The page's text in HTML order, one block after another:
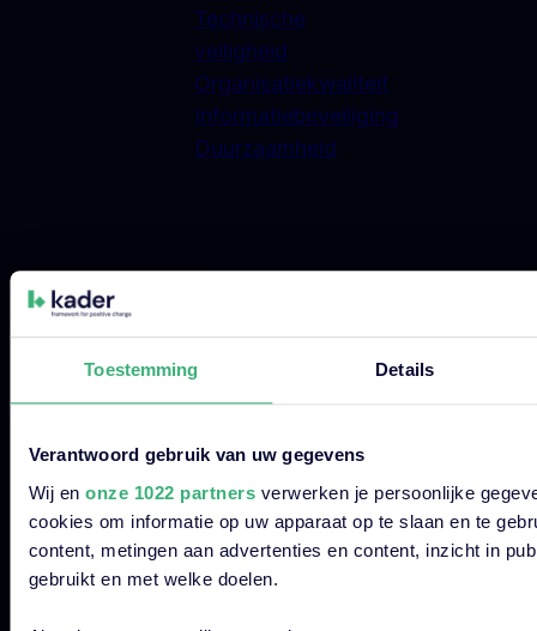
Toestemming Details
Verantwoord gebruik van uw gegevens
Wij en onze 1022 partnersverwerken je persoonlijke
cookies om informatie op uw apparaat op te slaan en te
content, metingen aan advertenties en content, inzicht in
gebruikt en met welke doelen.
Technische
veiligheid
Organisatiekwaliteit
Informatiebeveiliging
Duurzaamheid
© 2026 Kader Group.
Disclaimer
Privacyverklaringen
Algemene Voorwaarden
Vulnerability Disclosure Policy